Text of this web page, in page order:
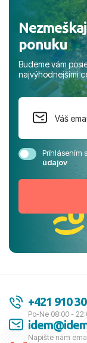
ponuku
Budeme vám
najvýhodnejšími
Prihlásením
údajov
+421 910
Po-Ne 08:00 -
Napíšte nám